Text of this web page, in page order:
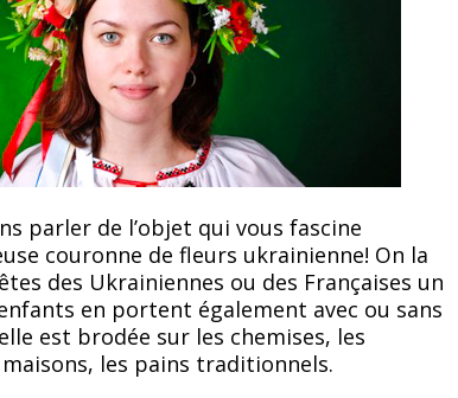
parler de l’objet qui vous fascine
couronne de fleurs ukrainienne! On la
des Ukrainiennes ou des Françaises un
en portent également avec ou sans
est brodée sur les chemises, les
les pains traditionnels.